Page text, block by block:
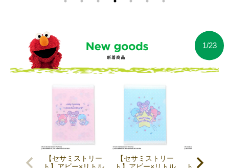
1/23
【セサミストリー
ト】アビー×リトル
【セサミストリー
ト】アビー×リトル
【セサミス
ト】アビー×